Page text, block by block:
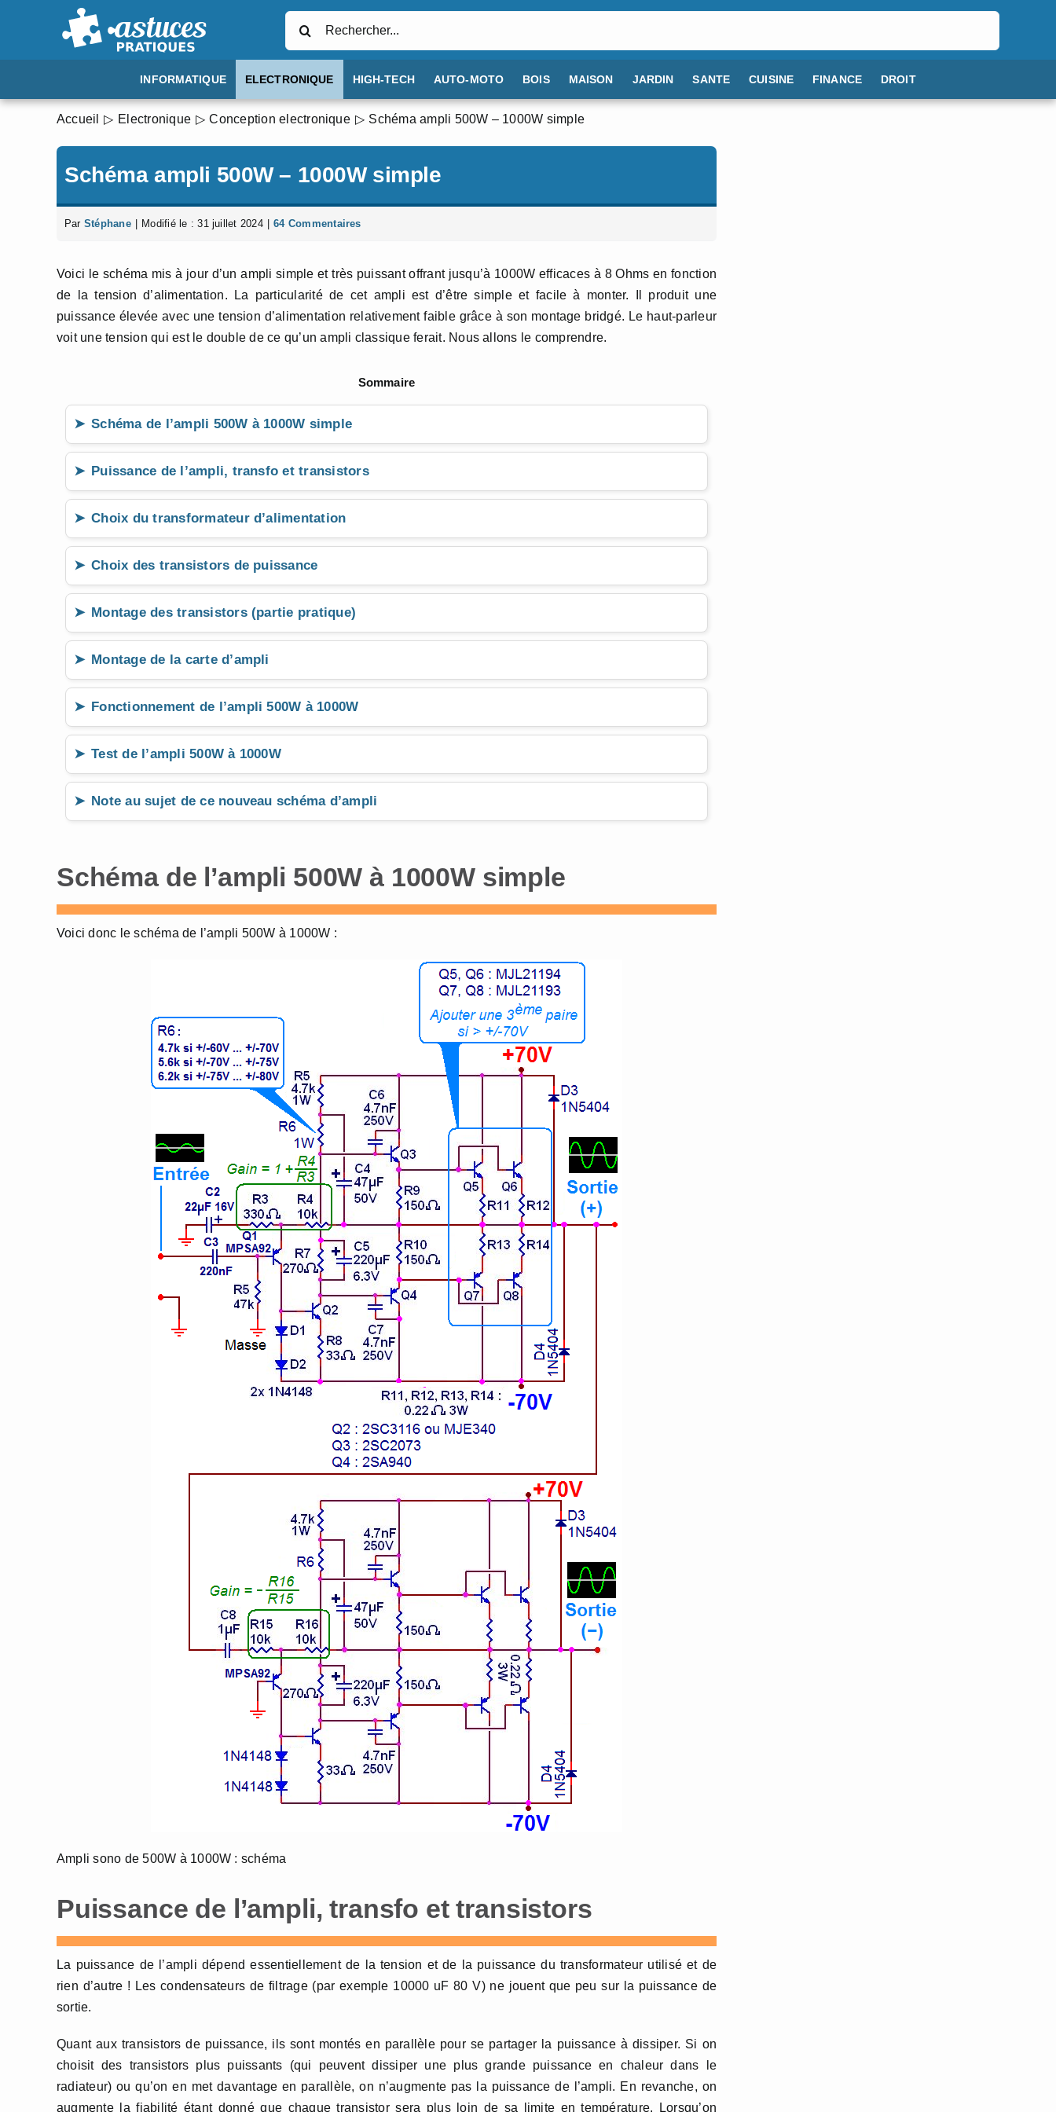
INFORMATIQUE ELECTRONIQUE HIGH-TECH AUTO-MOTO BOIS MAISON JARDIN SANTE CUISINE FINANCE DROIT
Accueil Electronique Conception electronique Schéma ampli 500W – 1000W simple
Schéma ampli 500W – 1000W simple
Par Stéphane Modifié le : 31 juillet 2024 64 Commentaires
Voici le schéma mis à jour d’un ampli simple et très puissant offrant jusqu’à 1000W efficaces à 8 Ohms en fonction
de la tension d’alimentation. La particularité de cet ampli est d’être simple et facile à monter. Il produit une
puissance élevée avec une tension d’alimentation relativement faible grâce à son montage bridgé. Le haut-parleur
voit une tension qui est le double de ce qu’un ampli classique ferait. Nous allons le comprendre.
Sommaire
Schéma de l’ampli 500W à 1000W simple
Puissance de l’ampli, transfo et transistors
Choix du transformateur d’alimentation
Choix des transistors de puissance
Montage des transistors (partie pratique)
Montage de la carte d’ampli
Fonctionnement de l’ampli 500W à 1000W
Test de l’ampli 500W à 1000W
Note au sujet de ce nouveau schéma d’ampli
Schéma de l’ampli 500W à 1000W simple
Voici donc le schéma de l’ampli 500W à 1000W :
Ampli sono de 500W à 1000W : schéma
Puissance de l’ampli, transfo et transistors
La puissance de l’ampli dépend essentiellement de la tension et de la puissance du transformateur utilisé et de
rien d’autre ! Les condensateurs de filtrage (par exemple 10000 uF 80 V) ne jouent que peu sur la puissance de
sortie.
Quant aux transistors de puissance, ils sont montés en parallèle pour se partager la puissance à dissiper. Si on
choisit des transistors plus puissants (qui peuvent dissiper une plus grande puissance en chaleur dans le
radiateur) ou qu’on en met davantage en parallèle, on n’augmente pas la puissance de l’ampli. En revanche, on
augmente la fiabilité étant donné que chaque transistor sera plus loin de sa limite en température. Lorsqu’on